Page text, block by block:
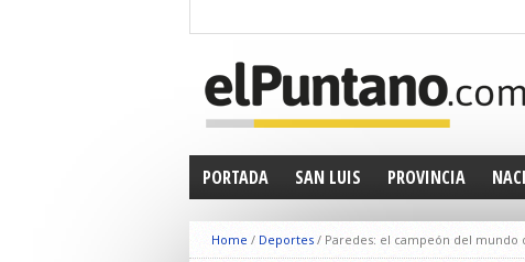
PORTADA SAN LUIS PROVINCIA
Home / Deportes / Paredes: el campeón del